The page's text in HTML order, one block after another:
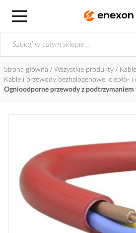
Strona główna Wszystkie produkty
Kable i przewody bezhalogenowe, ciepło-
Ognioodporne przewody z